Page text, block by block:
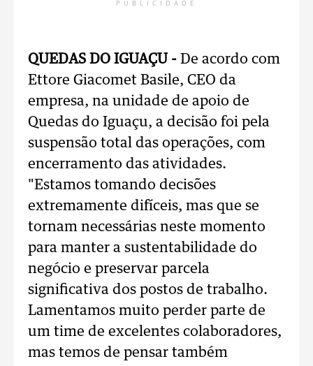
PUBLICIDADE
QUEDAS DO IGUAÇU - De acordo com
Ettore Giacomet Basile, CEO da
empresa, na unidade de apoio de
Quedas do Iguaçu, a decisão foi pela
suspensão total das operações, com
encerramento das atividades.
"Estamos tomando decisões
extremamente difíceis, mas que se
tornam necessárias neste momento
para manter a sustentabilidade do
negócio e preservar parcela
significativa dos postos de trabalho.
Lamentamos muito perder parte de
um time de excelentes colaboradores,
mas temos de pensar também